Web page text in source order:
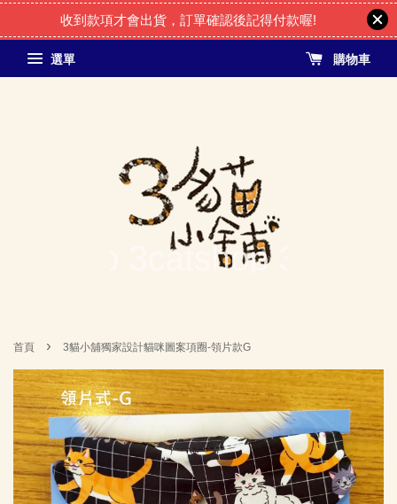
收到款項才會出貨，訂單確認後記得付款喔!
選單 購物車
首頁 › 3貓小舖獨家設計貓咪圖案項圈-領片款G